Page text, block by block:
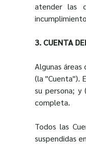
atender las
3. CUENTA
Algunas áreas
(la "Cuenta").
su persona; y
completa.
Todos las
suspendidas